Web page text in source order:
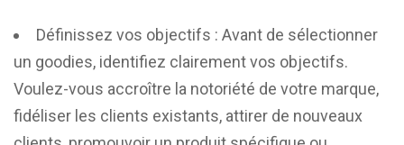
Définissez vos objectifs : Avant de sélectionner
un goodies, identifiez clairement vos objectifs.
Voulez-vous accroître la notoriété de votre marque,
fidéliser les clients existants, attirer de nouveaux